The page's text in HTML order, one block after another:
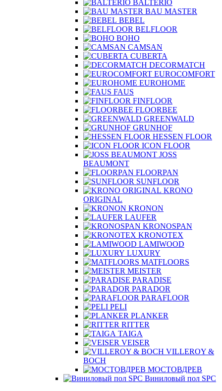
BALTERIO
BAU MASTER
BEBEL
BELFLOOR
BOHO
CAMSAN
CUBERTA
DECORMATCH
EUROCOMFORT
EUROHOME
FAUS
FINFLOOR
FLOORBEE
GREENWALD
GRUNHOF
HESSEN FLOOR
ICON FLOOR
JOSS
BEAUMONT
FLOORPAN
SUNFLOOR
KRONO
ORIGINAL
KRONON
LAUFER
KRONOSPAN
KRONOTEX
LAMIWOOD
LUXURY
MATFLOORS
MEISTER
PARADISE
PARADOR
PARAFLOOR
PELI
PLANKER
RITTER
TAIGA
VEISER
VILLEROY &
BOCH
МОСТОВДРЕВ
Виниловый пол SPC